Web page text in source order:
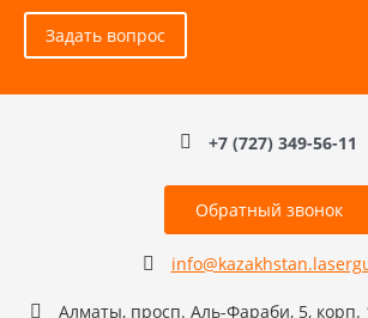
Задать вопрос
+7 (727) 349-56-11
Обратный звонок
Алматы, просп. Аль-Фараби, 5,